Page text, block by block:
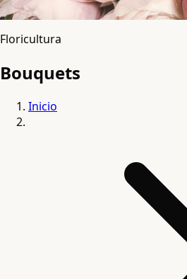
Floricultura
Bouquets
Inicio